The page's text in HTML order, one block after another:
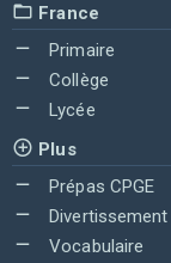
France
Primaire
Collège
Lycée
Plus
Prépas CPGE
Divertissement
Vocabulaire